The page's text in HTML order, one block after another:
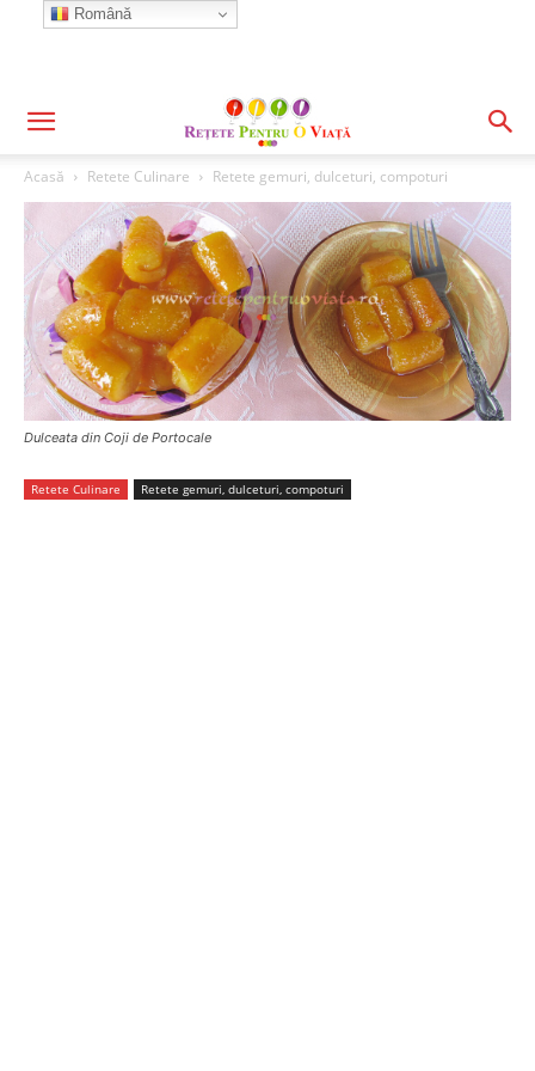
Acasă Retete Culinare Retete gemuri, dulceturi, compoturi
Dulceata din Coji de Portocale
Retete Culinare Retete gemuri, dulceturi, compoturi
Română